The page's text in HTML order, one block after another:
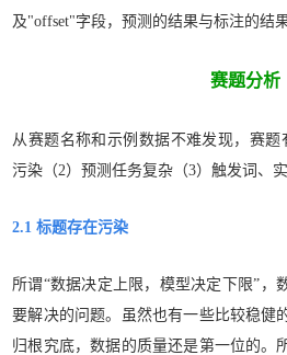
及"offset"字段，预测的结果与标注的结
赛题分析
从赛题名称和示例数据不难发现，赛
污染（2）预测任务复杂（3）触发词、
2.1 标题存在污染
所谓“数据决定上限，模型决定下限”，
要解决的问题。虽然也有一些比较稳健
归根究底，数据的质量还是第一位的。